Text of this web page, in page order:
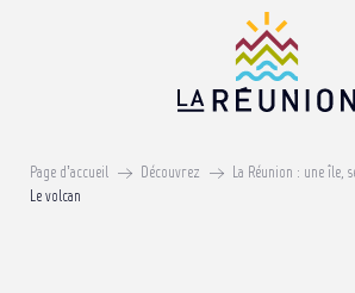
Page d’accueil Découvrez
La Réunion : une île,
Le volcan